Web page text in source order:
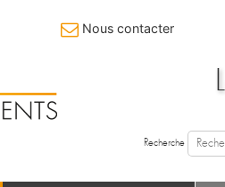
Nous contacter
Recherche